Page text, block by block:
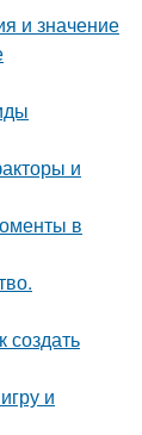
и значение
и
в
создать
и